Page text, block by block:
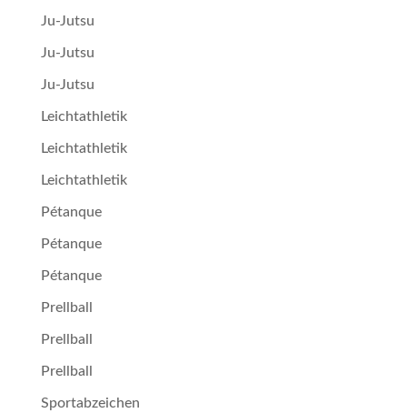
Ju-Jutsu
Ju-Jutsu
Ju-Jutsu
Leichtathletik
Leichtathletik
Leichtathletik
Pétan­que
Pétan­que
Pétan­que
Prellball
Prellball
Prellball
Sportabzeichen